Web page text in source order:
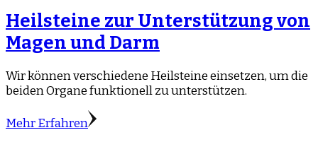
Heilsteine zur Unterstützung von
Magen und Darm
Wir können verschiedene Heilsteine einsetzen, um die
beiden Organe funktionell zu unterstützen.
Mehr Erfahren